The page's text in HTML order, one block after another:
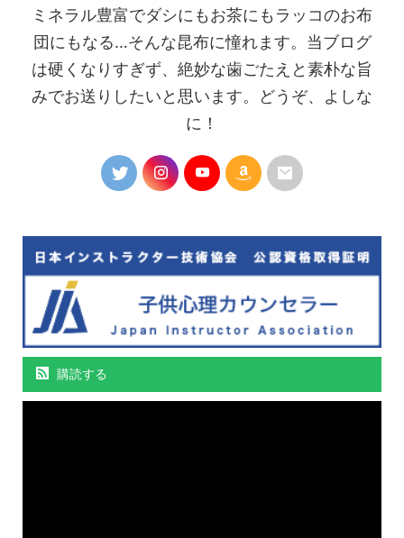
ミネラル豊富でダシにもお茶にもラッコのお布
団にもなる…そんな昆布に憧れます。当ブログ
は硬くなりすぎず、絶妙な歯ごたえと素朴な旨
みでお送りしたいと思います。どうぞ、よしな
に！
購読する